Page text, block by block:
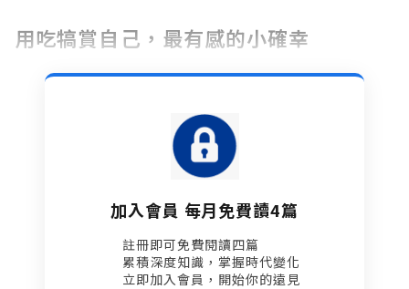
用吃犒賞自己，最有感的小確幸
加入會員 每月免費讀4篇
註冊即可免費閱讀四篇​
累積深度知識，掌握時代變化​
立即加入會員，開始你的遠見